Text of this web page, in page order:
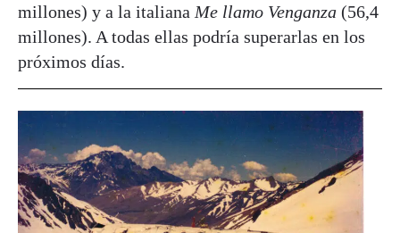
millones) y a la italiana Me llamo Venganza (56,4
millones). A todas ellas podría superarlas en los
próximos días.